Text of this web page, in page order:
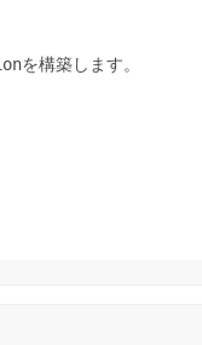
を構築します。